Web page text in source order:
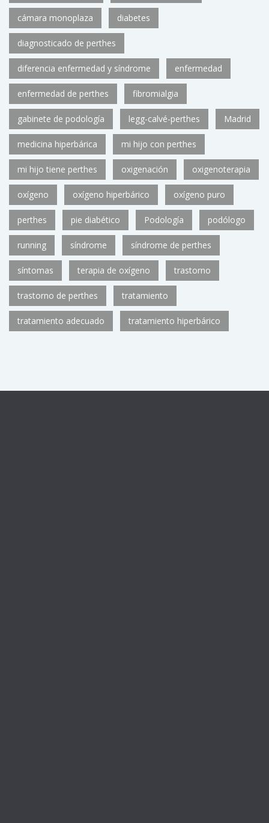
cámara monoplaza diabetes
diagnosticado de perthes
diferencia enfermedad y síndrome enfermedad
enfermedad de perthes fibromialgia
gabinete de podología legg-calvé-perthes Madrid
medicina hiperbárica mi hijo con perthes
mi hijo tiene perthes oxigenación oxigenoterapia
oxígeno oxígeno hiperbárico oxígeno puro
perthes pie diabético Podología podólogo
running síndrome síndrome de perthes
síntomas terapia de oxígeno trastorno
trastorno de perthes tratamiento
tratamiento adecuado tratamiento hiperbárico